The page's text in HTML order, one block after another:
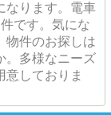
なります。電車
です。気にな
物件のお探しは
。多様なニーズ
意しておりま